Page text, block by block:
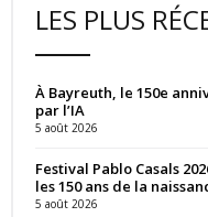
LES PLUS
À Bayreuth, le 150e
par l’IA
5 août 2026
Festival Pablo Casals
les 150 ans de la
5 août 2026